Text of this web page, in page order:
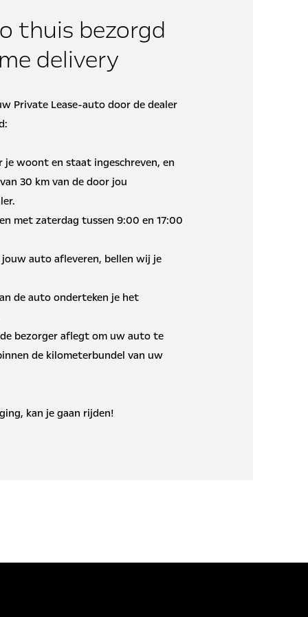
thuis bezorgd
delivery
Private Lease-auto door de dealer
je woont en staat ingeschreven, en
30 km van de door jou
met zaterdag tussen 9:00 en 17:00
auto afleveren, bellen wij je
de auto onderteken je het
bezorger aflegt om uw auto te
de kilometerbundel van uw
kan je gaan rijden!